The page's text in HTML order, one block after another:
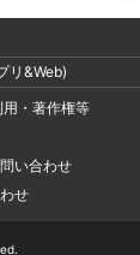
リ&Web)
・著作権等
い合わせ
せ